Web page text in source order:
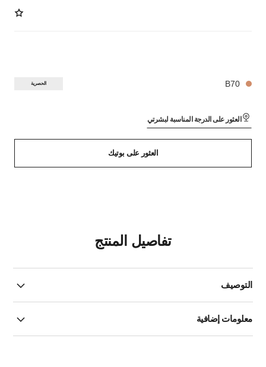
B70 الحصرية
العثور على الدرجة المناسبة لبشرتي
العثور على بوتيك
تفاصيل المنتج
التوصيف
معلومات إضافية